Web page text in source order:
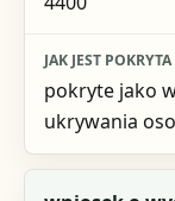
pokryte jako
ukrywania